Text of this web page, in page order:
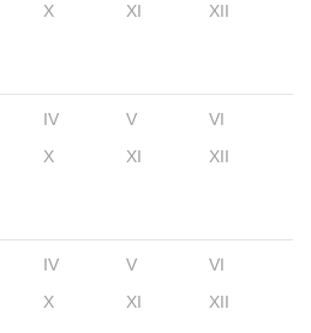
X XI XII
IV V
VI
X XI XII
IV V
VI
X XI XII